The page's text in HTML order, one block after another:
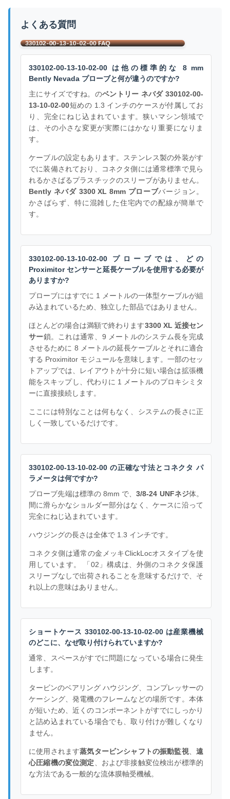
よくある質問
330102-00-13-10-02-00 は他の標準的な 8 mm
Bently Nevada プローブと何が違うのですか?
主にサイズですね。のベントリー ネバダ 330102-00-
13-10-02-00短めの 1.3 インチのケースが付属してお
り、完全にねじ込まれています。狭いマシン領域で
は、その小さな変更が実際にはかなり重要になりま
す。
ケーブルの設定もあります。ステンレス製の外装がす
でに装備されており、コネクタ側には通常標準で見ら
れるかさばるプラスチックのスリーブがありません。
Bently ネバダ 3300 XL 8mm プローブバージョン。
かさばらず、特に混雑した住宅内での配線が簡単で
す。
330102-00-13-10-02-00 プローブでは、どの
Proximitor センサーと延長ケーブルを使用する必要が
ありますか?
プローブにはすでに 1 メートルの一体型ケーブルが組
み込まれているため、独立した部品ではありません。
ほとんどの場合は満額で終わります3300 XL 近接セン
サー鎖。これは通常、9 メートルのシステム長を完成
させるために 8 メートルの延長ケーブルとそれに適合
する Proximitor モジュールを意味します。一部のセッ
トアップでは、レイアウトが十分に短い場合は拡張機
能をスキップし、代わりに 1 メートルのプロキシミタ
ーに直接接続します。
ここには特別なことは何もなく、システムの長さに正
しく一致しているだけです。
330102-00-13-10-02-00 の正確な寸法とコネクタ パ
ラメータは何ですか?
プローブ先端は標準の 8mm で、3/8-24 UNFネジ体。
間に滑らかなショルダー部分はなく、ケースに沿って
完全にねじ込まれています。
ハウジングの長さは全体で 1.3 インチです。
コネクタ側は通常の金メッキClickLocオスタイプを使
用しています。 「02」構成は、外側のコネクタ保護
スリーブなしで出荷されることを意味するだけで、そ
れ以上の意味はありません。
ショートケース 330102-00-13-10-02-00 は産業機械
のどこに、なぜ取り付けられていますか?
通常、スペースがすでに問題になっている場合に発生
します。
タービンのベアリング ハウジング、コンプレッサーの
ケーシング、発電機のフレームなどの場所です。本体
が短いため、近くのコンポーネントがすでにしっかり
と詰め込まれている場合でも、取り付けが難しくなり
ません。
に使用されます蒸気タービンシャフトの振動監視、遠
心圧縮機の変位測定 、および非接触変位検出が標準的
な方法である一般的な流体膜軸受機械。